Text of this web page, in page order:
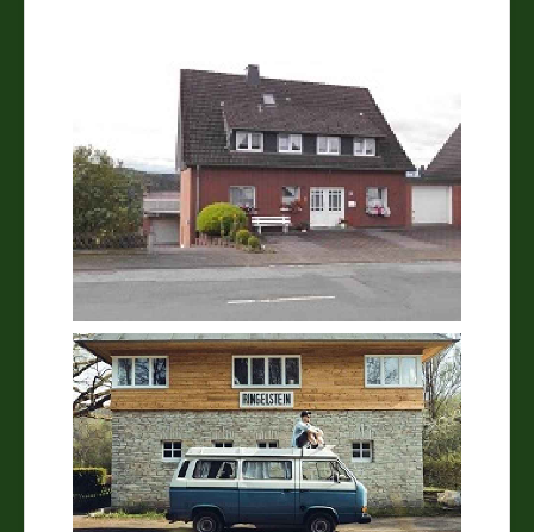
Termine
Vereine
Impressum